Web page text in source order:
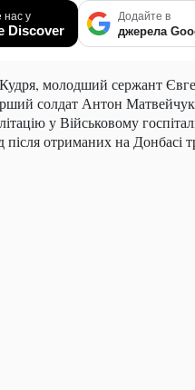
нас у
Discover
Додайте в
джерела
молодший сержант
солдат Антон Матвейчук
у Військовому
після отриманих на Донбасі